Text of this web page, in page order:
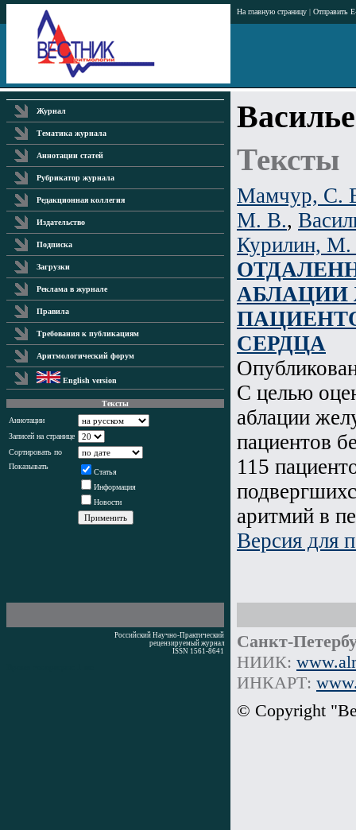
На главную страницу | Отправить
Журнал
Тематика журнала
Аннотации статей
Рубрикатор журнала
Редакционная коллегия
Издательство
Подписка
Загрузки
Реклама в журнале
Правила
Требования к публикациям
Аритмологический форум
English version
Тексты
Аннотации
Записей на странице
Сортировать по
Показывать
Статья
Информация
Новости
Тексты
Мамчур, С.
М. В.,
Курилин,
АБЛАЦИИ
СЕРДЦА
С целью
аблации
пациентов
115
аритмий в
Версия для
Российский Научно-Практический
рецензируемый журнал
ISSN 1561-8641
Санкт-
НИИК:
ИНКАРТ:
© Copyright